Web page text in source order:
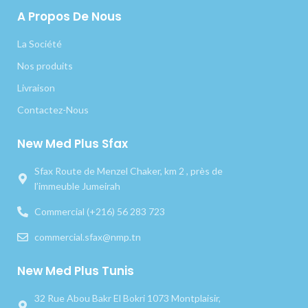
A Propos De Nous
La Société
Nos produits
Livraison
Contactez-Nous
New Med Plus Sfax
Sfax Route de Menzel Chaker, km 2 , près de
l’immeuble Jumeirah
Commercial (+216) 56 283 723
commercial.sfax@nmp.tn
New Med Plus Tunis
32 Rue Abou Bakr El Bokri 1073 Montplaisir,